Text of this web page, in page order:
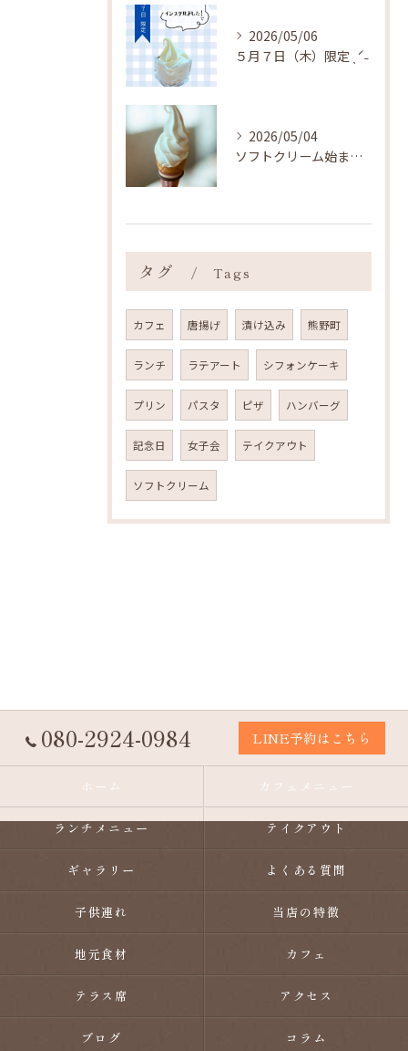
2026/05/06
５月７日（木）限定 ˎˊ˗
2026/05/04
ソフトクリーム始まりました ˎˊ˗
タグ Tags
カフェ 唐揚げ 漬け込み 熊野町
ランチ ラテアート シフォンケーキ
プリン パスタ ピザ ハンバーグ
記念日 女子会 テイクアウト
ソフトクリーム
080-2924-0984 LINE予約はこちら
ホーム カフェメニュー
ランチメニュー テイクアウト
ギャラリー よくある質問
子供連れ 当店の特徴
地元食材 カフェ
テラス席 アクセス
ブログ コラム